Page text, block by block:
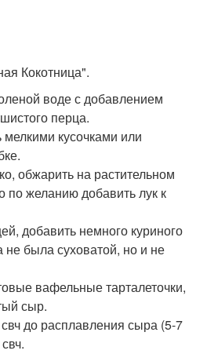
Кокотница".
воде с добавлением
перца.
мелкими кусочками или
обжарить на растительном
по желанию добавить лук к
добавить немного куриного
не была суховатой, но и не
вафельные тарталеточки,
сыр.
до расплавления сыра (5-7